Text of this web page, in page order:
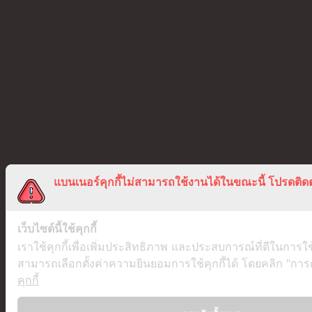
แบนเนอร์คุกกี้ไม่สามารถใช้งานได้ในขณะนี้ โปรดติด
เว็บไซต์นี้ใช้คุกกี้
เราใช้คุกกี้เพื่อเพิ่มประสิทธิภาพ และประสบการณ์ที่ดีในการ
สามารถเลือกตั้งค่าความยินยอมการใช้คุกกี้ได้ โดยคลิก "กา
คุกกี้